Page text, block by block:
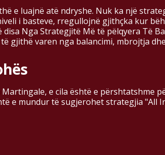
e luajnë atë ndryshe. Nuk ka një
i basteve, rregullojnë gjithçka kur
Nga Strategjitë Më të pëlqyera Të
gjithë varen nga balancimi, mbrojtja
e cila është e përshtatshme
e mundur të sugjerohet strategjia